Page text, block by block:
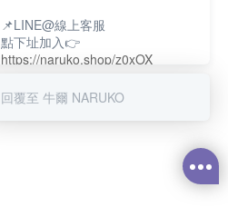
📌LINE@線上客服
點下址加入👉
https://naruko.shop/z0xOX
📌電話客服：02-26581707
回覆至 牛爾 NARUKO